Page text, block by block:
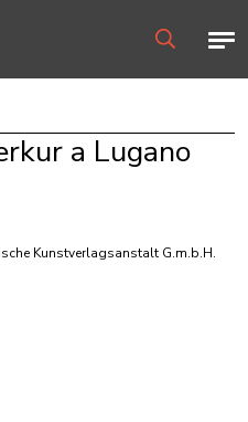
a Lugano
Kunstverlagsanstalt G.m.b.H.